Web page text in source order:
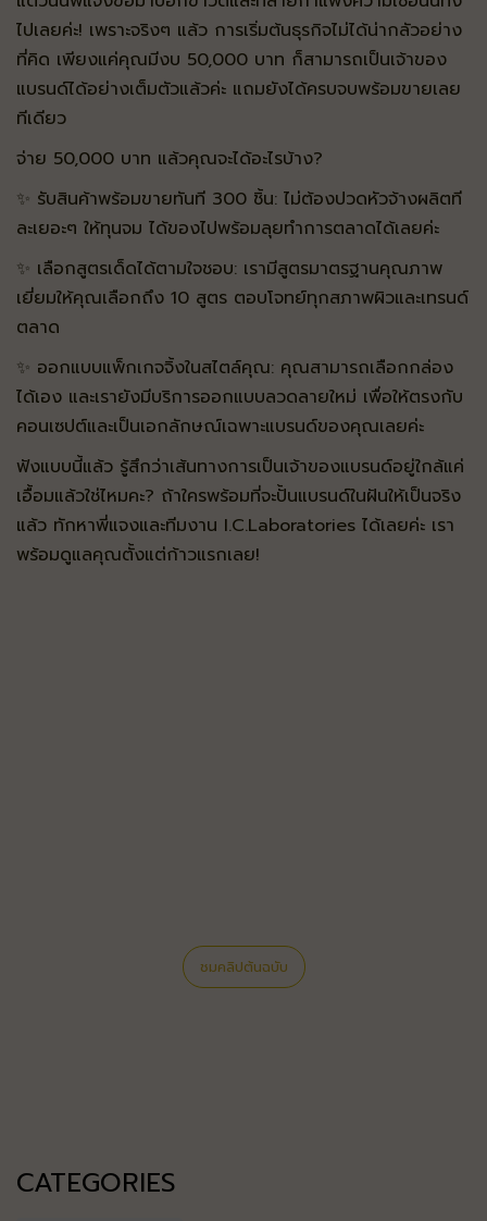
ไปเลยค่ะ! เพราะจริงๆ แล้ว การเริ่มต้นธุรกิจไม่ได้น่ากลัวอย่าง
ที่คิด เพียงแค่คุณมีงบ 50,000 บาท ก็สามารถเป็นเจ้าของ
แบรนด์ได้อย่างเต็มตัวแล้วค่ะ แถมยังได้ครบจบพร้อมขายเลย
ทีเดียว
จ่าย 50,000 บาท แล้วคุณจะได้อะไรบ้าง?
✨ รับสินค้าพร้อมขายทันที 300 ชิ้น: ไม่ต้องปวดหัวจ้างผลิตที
ละเยอะๆ ให้ทุนจม ได้ของไปพร้อมลุยทำการตลาดได้เลยค่ะ
✨ เลือกสูตรเด็ดได้ตามใจชอบ: เรามีสูตรมาตรฐานคุณภาพ
เยี่ยมให้คุณเลือกถึง 10 สูตร ตอบโจทย์ทุกสภาพผิวและเทรนด์
ตลาด
✨ ออกแบบแพ็กเกจจิ้งในสไตล์คุณ: คุณสามารถเลือกกล่อง
ได้เอง และเรายังมีบริการออกแบบลวดลายใหม่ เพื่อให้ตรงกับ
คอนเซปต์และเป็นเอกลักษณ์เฉพาะแบรนด์ของคุณเลยค่ะ
ฟังแบบนี้แล้ว รู้สึกว่าเส้นทางการเป็นเจ้าของแบรนด์อยู่ใกล้แค่
เอื้อมแล้วใช่ไหมคะ? ถ้าใครพร้อมที่จะปั้นแบรนด์ในฝันให้เป็นจริง
แล้ว ทักหาพี่แจงและทีมงาน I.C.Laboratories ได้เลยค่ะ เรา
พร้อมดูแลคุณตั้งแต่ก้าวแรกเลย!
ชมคลิปต้นฉบับ
CATEGORIES